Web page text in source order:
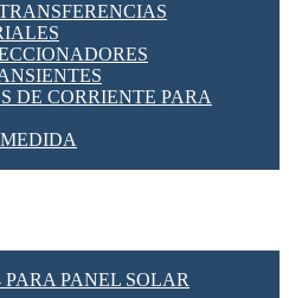
DE CORRIENTE PARA
PANEL SOLAR